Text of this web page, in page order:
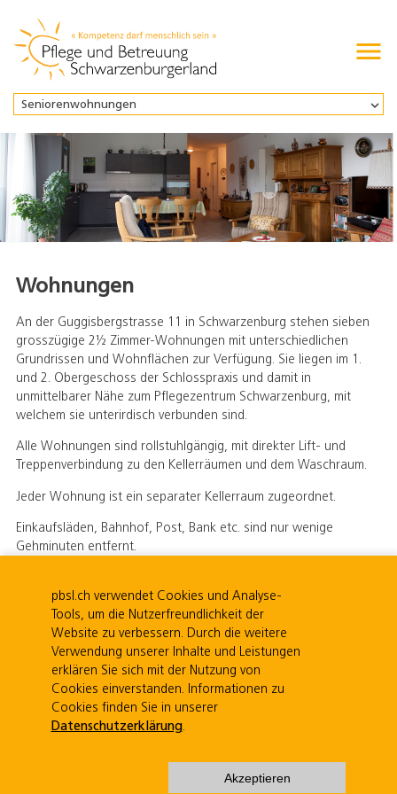
Seniorenwohnungen

Wohnungen
An der Guggisbergstrasse 11 in Schwarzenburg stehen sieben
grosszügige 2½ Zimmer-Wohnungen mit unterschiedlichen
Grundrissen und Wohnflächen zur Verfügung. Sie liegen im 1.
und 2. Obergeschoss der Schlosspraxis und damit in
unmittelbarer Nähe zum Pflegezentrum Schwarzenburg, mit
welchem sie unterirdisch verbunden sind.
Alle Wohnungen sind rollstuhlgängig, mit direkter Lift- und
Treppenverbindung zu den Kellerräumen und dem Waschraum.
Jeder Wohnung ist ein separater Kellerraum zugeordnet.
Einkaufsläden, Bahnhof, Post, Bank etc. sind nur wenige
Gehminuten entfernt.
Gemeindeverband Pflege und Betreuung Schwarzenburgerland |
Guggisbergstrasse 7 | 3150 Schwarzenburg | Mitglied von
|Datenschutzerklärung
pbsl.ch verwendet Cookies und Analyse-
Tools, um die Nutzerfreundlichkeit der
Website zu verbessern. Durch die weitere
Verwendung unserer Inhalte und Leistungen
erklären Sie sich mit der Nutzung von
Cookies einverstanden. Informationen zu
Cookies finden Sie in unserer
Datenschutzerklärung.
Akzeptieren